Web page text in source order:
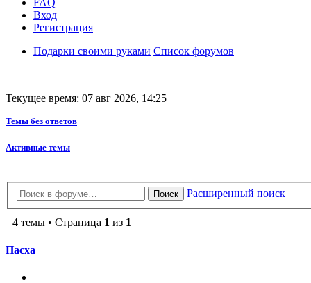
FAQ
Вход
Регистрация
Подарки своими руками Список форумов
Текущее время: 07 авг 2026, 14:25
Темы без ответов
Активные темы
Поиск Расширенный поиск
4 темы • Страница 1 из 1
Пасха